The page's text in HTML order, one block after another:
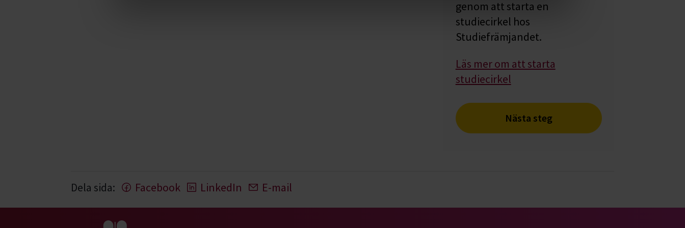
genom att starta en
studiecirkel hos
Studiefrämjandet.
Läs mer om att starta
studiecirkel
Nästa steg
Dela sida: Facebook LinkedIn E-mail